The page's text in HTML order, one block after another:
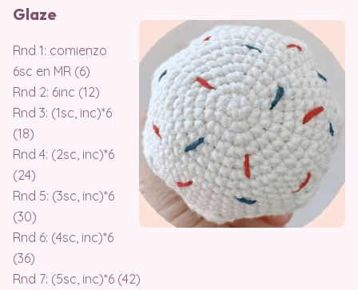
Glaze
Rnd 1: comienzo
6sc en MR (6)
Rnd 2: 6inc (12)
Rnd 3: (1sc, inc)*6
(18)
Rnd 4: (2sc, inc)*6
(24)
Rnd 5: (3sc, inc)*6
(30)
Rnd 6: (4sc, inc)*6
(36)
Rnd 7: (5sc, inc)*6 (42)